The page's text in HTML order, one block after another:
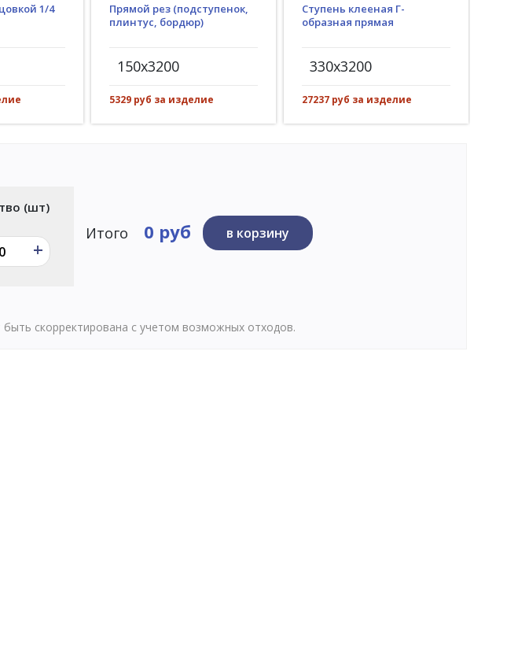
1/4
Прямой рез (подступенок,
плинтус, бордюр)
150x3200
5329 руб за изделие
Ступень клееная Г-
образная прямая
330x3200
27237 руб за изделие
(шт)
+
Итого 0 руб в корзину
скорректирована с учетом возможных отходов.